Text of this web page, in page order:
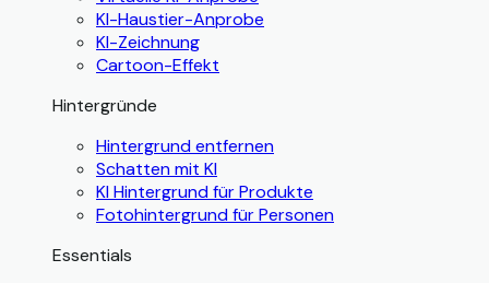
KI-Haustier-Anprobe
KI-Zeichnung
Cartoon-Effekt
Hintergründe
Hintergrund entfernen
Schatten mit KI
KI Hintergrund für Produkte
Fotohintergrund für Personen
Essentials